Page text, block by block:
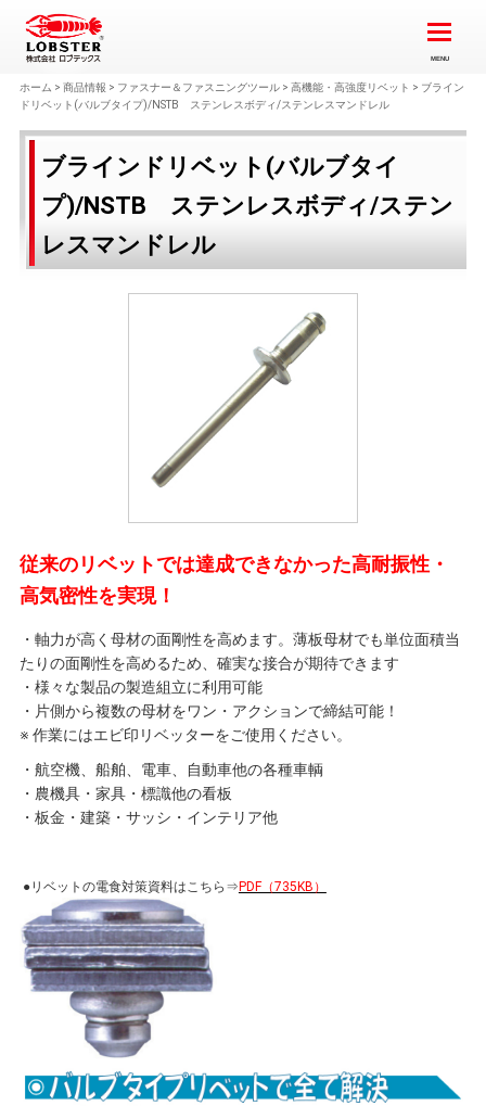
ホーム > 商品情報 > ファスナー＆ファスニングツール> 高機能・高強度リベット > ブライン
ドリベット(バルブタイプ)/NSTB ステンレスボディ/ステンレスマンドレル
ブラインドリベット(バルブタイ
プ)/NSTB ステンレスボディ/ステン
レスマンドレル
従来のリベットでは達成できなかった高耐振性・
高気密性を実現！
・軸力が高く母材の面剛性を高めます。薄板母材でも単位面積当
たりの面剛性を高めるため、確実な接合が期待できます
・様々な製品の製造組立に利用可能
・片側から複数の母材をワン・アクションで締結可能！
※ 作業にはエビ印リベッターをご使用ください。
・航空機、船舶、電車、自動車他の各種車輌
・農機具・家具・標識他の看板
・板金・建築・サッシ・インテリア他
●リベットの電食対策資料はこちら⇒ PDF（735KB）